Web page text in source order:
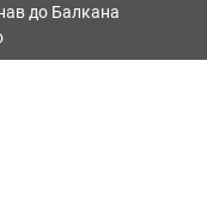
до Балкана